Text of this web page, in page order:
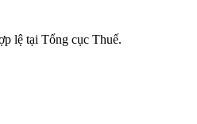
lệ tại Tổng cục Thuế.